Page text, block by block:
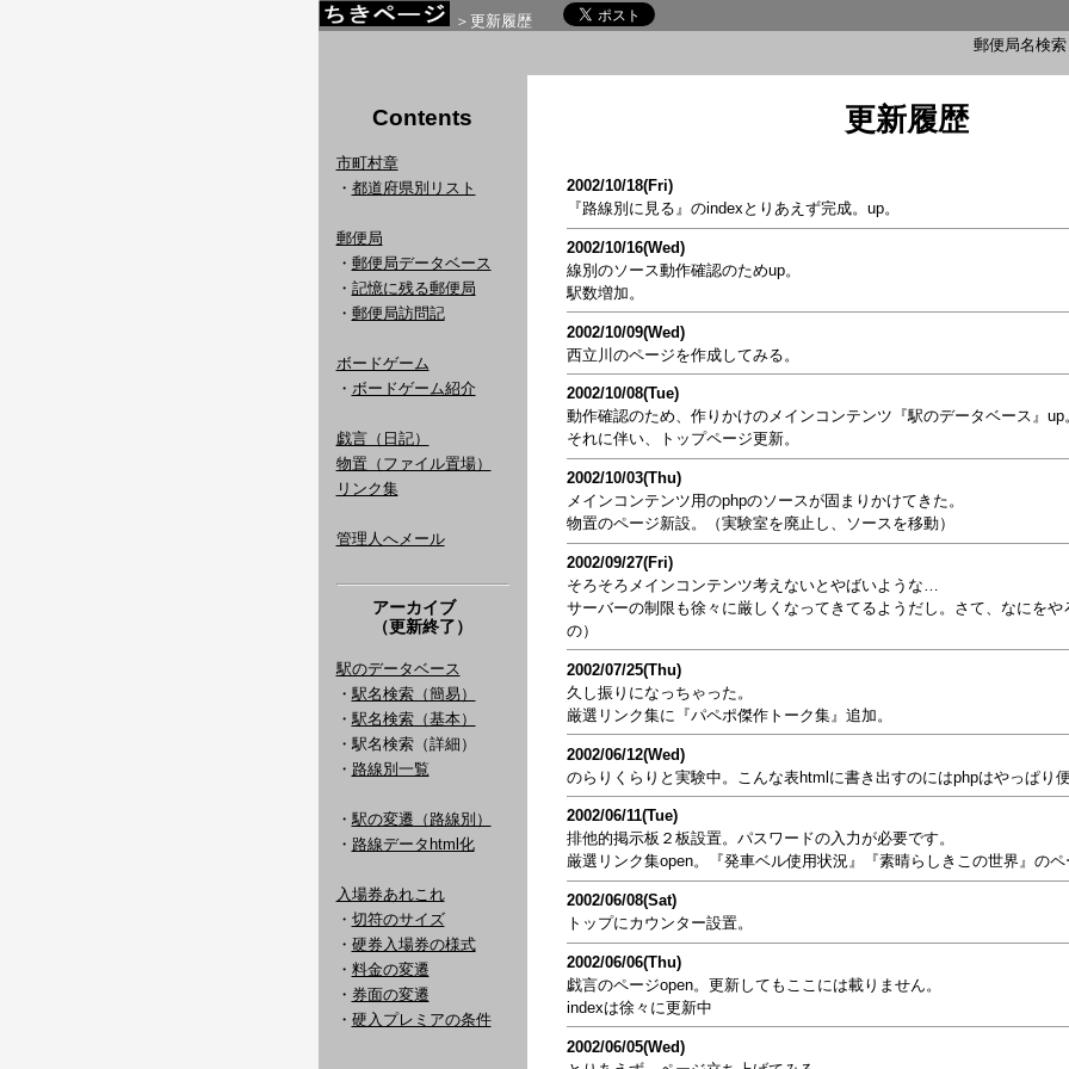
＞更新履歴
郵便局名検
Contents
市町村章
・ 都道府県別リスト
郵便局
・ 郵便局データベース
・ 記憶に残る郵便局
・ 郵便局訪問記
ボードゲーム
・ ボードゲーム紹介
戯言（日記）
物置（ファイル置場）
リンク集
管理人へメール
アーカイブ
（更新終了）
駅のデータベース
・ 駅名検索（簡易）
・ 駅名検索（基本）
・駅名検索（詳細）
・ 路線別一覧
・ 駅の変遷（路線別）
・ 路線データhtml化
入場券あれこれ
・ 切符のサイズ
・ 硬券入場券の様式
・ 料金の変遷
・ 券面の変遷
・ 硬入プレミアの条件
更新履歴
2002/10/18(Fri)
『路線別に見る』のindexとりあえず完成。up。
2002/10/16(Wed)
線別のソース動作確認のためup。
駅数増加。
2002/10/09(Wed)
西立川のページを作成してみる。
2002/10/08(Tue)
動作確認のため、作りかけのメインコンテンツ『駅のデータベース』up
それに伴い、トップページ更新。
2002/10/03(Thu)
メインコンテンツ用のphpのソースが固まりかけてきた。
物置のページ新設。（実験室を廃止し、ソースを移動）
2002/09/27(Fri)
そろそろメインコンテンツ考えないとやばいような…
サーバーの制限も徐々に厳しくなってきてるようだし。さて、なにを
の）
2002/07/25(Thu)
久し振りになっちゃった。
厳選リンク集に『パペポ傑作トーク集』追加。
2002/06/12(Wed)
のらりくらりと実験中。こんな表htmlに書き出すのにはphpはやっぱり
2002/06/11(Tue)
排他的掲示板２板設置。パスワードの入力が必要です。
厳選リンク集open。『発車ベル使用状況』『素晴らしきこの世界』の
2002/06/08(Sat)
トップにカウンター設置。
2002/06/06(Thu)
戯言のページopen。更新してもここには載りません。
indexは徐々に更新中
2002/06/05(Wed)